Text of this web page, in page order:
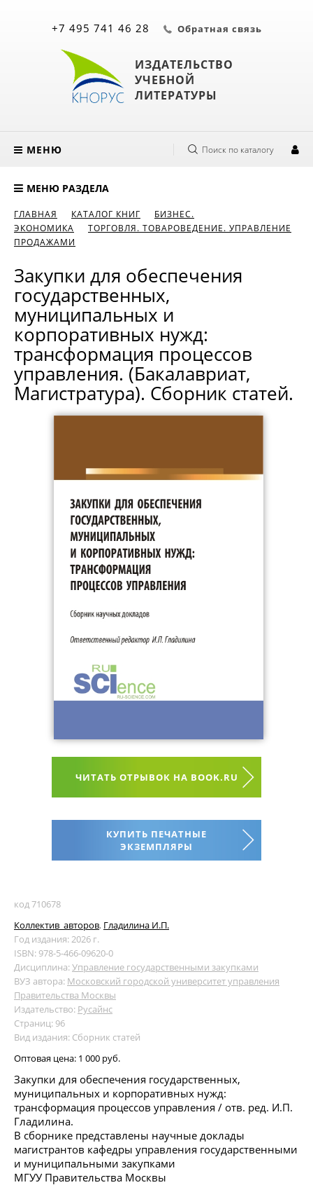
ИЗДАТЕЛЬСТВО
УЧЕБНОЙ
ЛИТЕРАТУРЫ
+7 495 741 46 28 Обратная связь
МЕНЮ Поиск по каталогу
МЕНЮ РАЗДЕЛА
ГЛАВНАЯ КАТАЛОГ КНИГ
БИЗНЕС.
ЭКОНОМИКА
ТОРГОВЛЯ. ТОВАРОВЕДЕНИЕ. УПРАВЛЕНИЕ
ПРОДАЖАМИ
Закупки для обеспечения
государственных,
муниципальных и
корпоративных нужд:
трансформация процессов
управления. (Бакалавриат,
Магистратура). Сборник статей.
ЧИТАТЬ ОТРЫВОК НА BOOK.RU
КУПИТЬ ПЕЧАТНЫЕ
ЭКЗЕМПЛЯРЫ
код 710678
Коллектив_авторов, Гладилина И.П.
Год издания: 2026 г.
ISBN: 978-5-466-09620-0
Дисциплина:Управление государственными закупками
ВУЗ автора: Московский городской университет управления
Правительства Москвы
Издательство: Русайнс
Страниц: 96
Вид издания: Сборник статей
Оптовая цена: 1 000 руб.
Закупки для обеспечения государственных,
муниципальных и корпоративных нужд:
трансформация процессов управления / отв. ред. И.П.
Гладилина.
В сборнике представлены научные доклады
магистрантов кафедры управления государственными
и муниципальными закупками
МГУУ Правительства Москвы